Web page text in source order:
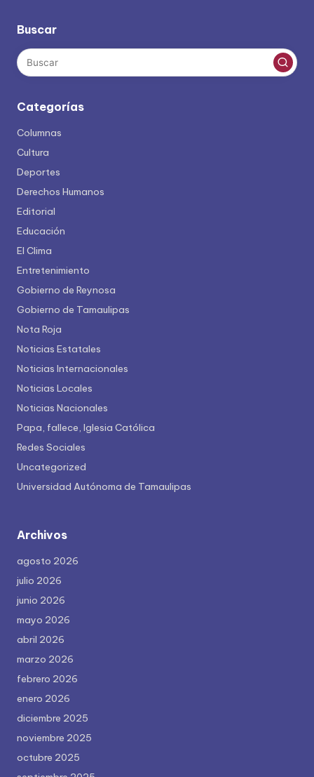
Buscar
Categorías
Columnas
Cultura
Deportes
Derechos Humanos
Editorial
Educación
El Clima
Entretenimiento
Gobierno de Reynosa
Gobierno de Tamaulipas
Nota Roja
Noticias Estatales
Noticias Internacionales
Noticias Locales
Noticias Nacionales
Papa, fallece, Iglesia Católica
Redes Sociales
Uncategorized
Universidad Autónoma de Tamaulipas
Archivos
agosto 2026
julio 2026
junio 2026
mayo 2026
abril 2026
marzo 2026
febrero 2026
enero 2026
diciembre 2025
noviembre 2025
octubre 2025